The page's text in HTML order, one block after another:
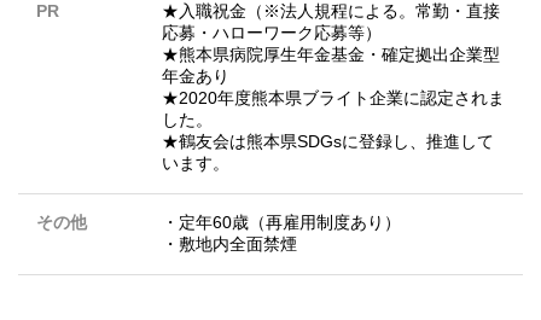
PR
★入職祝金（※法人規程による。常勤・直接
応募・ハローワーク応募等）
★熊本県病院厚生年金基金・確定拠出企業型
年金あり
★2020年度熊本県ブライト企業に認定されま
した。
★鶴友会は熊本県SDGsに登録し、推進して
います。
その他
・定年60歳（再雇用制度あり）
・敷地内全面禁煙